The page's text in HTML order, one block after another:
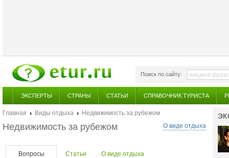
Поиск по сайту:
ЭКСПЕРТЫ СТРАНЫ СТАТЬИ СПРАВОЧНИК ТУРИСТА
Главная Виды отдыха
Недвижимость за рубежом
О виде отдыха
Недвижимость за рубежом
Вопросы Статьи О виде отдыха